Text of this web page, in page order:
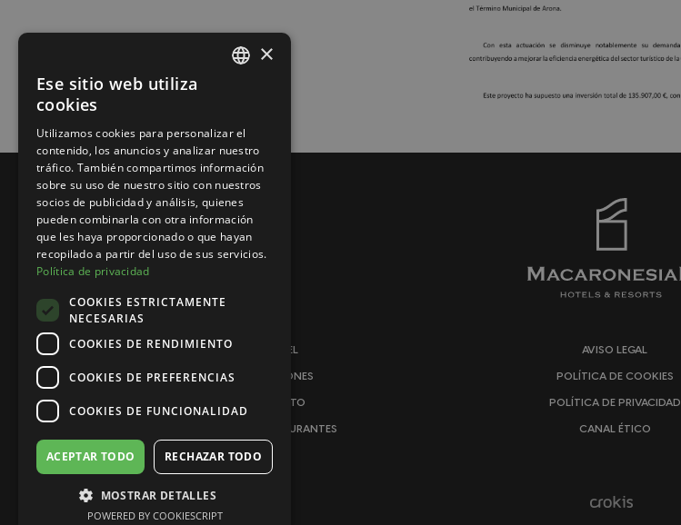
EL HOTEL
HABITACIONES
CONTACTO
BARES Y RESTAURANTES
AVISO LEGAL
POLÍTICA DE COOKIES
POLÍTICA DE PRIVACIDAD
CANAL ÉTICO
×
Ese sitio web utiliza
cookies
Utilizamos cookies para personalizar el
contenido, los anuncios y analizar nuestro
tráfico. También compartimos información
sobre su uso de nuestro sitio con nuestros
socios de publicidad y análisis, quienes
pueden combinarla con otra información
que les haya proporcionado o que hayan
recopilado a partir del uso de sus servicios.
Política de privacidad
COOKIES ESTRICTAMENTE
NECESARIAS
COOKIES DE RENDIMIENTO
COOKIES DE PREFERENCIAS
COOKIES DE FUNCIONALIDAD
ACEPTAR TODO RECHAZAR TODO
MOSTRAR DETALLES
POWERED BY COOKIESCRIPT